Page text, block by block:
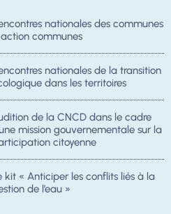
nationales des communes
communes
nationales de la transition
dans les territoires
de la CNCD dans le cadre
mission gouvernementale sur la
citoyenne
kit « Anticiper les conflits liés à la
de l’eau »